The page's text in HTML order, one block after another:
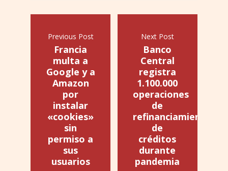
Previous Post
Francia
multa a
Google y a
Amazon
por
instalar
«cookies»
sin
permiso a
sus
usuarios
Next Post
Banco
Central
registra
1.100.000
operaciones
de
refinanciamiento
de
créditos
durante
pandemia